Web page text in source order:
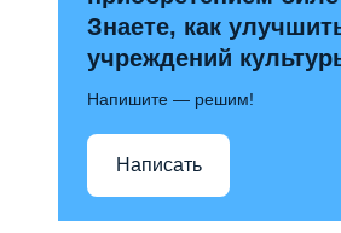
Знаете, как
учреждений
Напишите — решим!
Написать